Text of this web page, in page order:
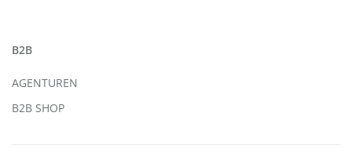
B2B
AGENTUREN
B2B SHOP